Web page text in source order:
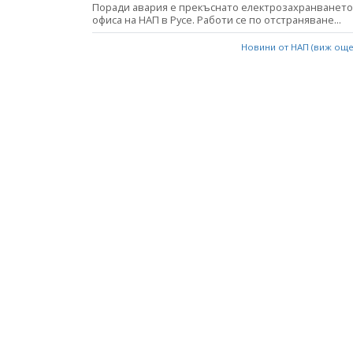
Поради авария е прекъснато
офиса на НАП в Русе. Работи се по отстраняване...
Новини от НАП (виж